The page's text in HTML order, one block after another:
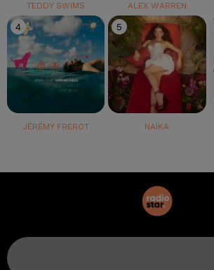
TEDDY SWIMS ALEX WARREN
4
JÉRÉMY FREROT
5
NAÏKA